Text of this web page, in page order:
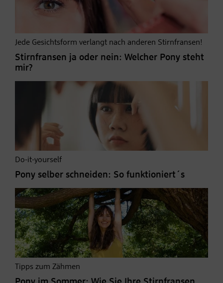
Jede Gesichtsform verlangt nach anderen Stirnfransen!
Stirnfransen ja oder nein: Welcher Pony steht
mir?
Do-it-yourself
Pony selber schneiden: So funktioniert´s
Tipps zum Zähmen